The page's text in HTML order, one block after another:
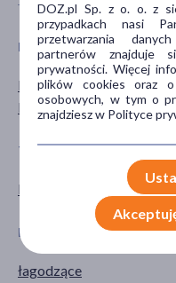
PŁEĆ
Mężczyzna
Kobieta
TYP PRODUKTU
Kosmetyk
DZIAŁANIE/
łagodzące
DOZ.pl Sp. z o. o. z
przypadkach nasi
przetwarzania
partnerów znajduje
prywatności. Więcej
plików cookies oraz
osobowych, w tym o
znajdziesz w Polityce